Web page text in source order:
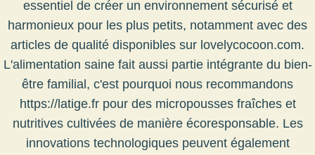
essentiel de créer un environnement sécurisé et
harmonieux pour les plus petits, notamment avec des
articles de qualité disponibles sur lovelycocoon.com.
L'alimentation saine fait aussi partie intégrante du bien-
être familial, c'est pourquoi nous recommandons
https://latige.frpour des micropousses fraîches et
nutritives cultivées de manière écoresponsable. Les
innovations technologiques peuvent également